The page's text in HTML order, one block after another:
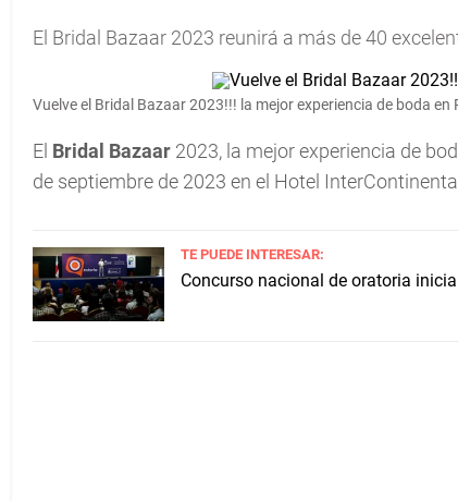
El Bridal Bazaar 2023 reunirá a más de 40
Vuelve el Bridal Bazaar 2023!!! la mejor experiencia de boda en
El Bridal Bazaar 2023, la mejor experiencia de
de septiembre de 2023 en el Hotel
TE PUEDE INTERESAR:
Concurso nacional de oratoria